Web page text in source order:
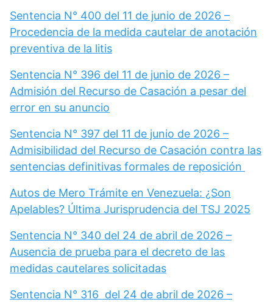
Sentencia N° 400 del 11 de junio de 2026 –
Procedencia de la medida cautelar de anotación
preventiva de la litis
Sentencia N° 396 del 11 de junio de 2026 –
Admisión del Recurso de Casación a pesar del
error en su anuncio
Sentencia N° 397 del 11 de junio de 2026 –
Admisibilidad del Recurso de Casación contra las
sentencias definitivas formales de reposición
Autos de Mero Trámite en Venezuela: ¿Son
Apelables? Última Jurisprudencia del TSJ 2025
Sentencia N° 340 del 24 de abril de 2026 –
Ausencia de prueba para el decreto de las
medidas cautelares solicitadas
Sentencia N° 316 del 24 de abril de 2026 –